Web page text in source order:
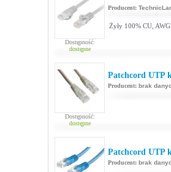
Dostępność:
dostępne
Producent:
Żyły 100% CU,
Dostępność:
dostępne
Patchcord UTP
Producent: brak
Patchcord UTP
Producent: brak